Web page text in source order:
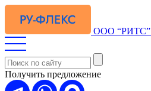
ООО “РИТС”
Получить предложение